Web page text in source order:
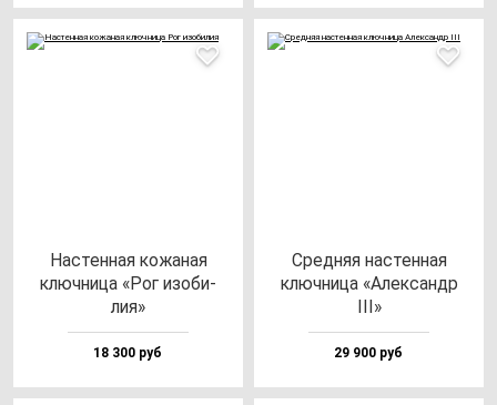
Нас­тен­ная ко­жа­ная
ключ­ни­ца «Рог изо­би­
лия»
18 300 руб
Сред­няя нас­тен­ная
ключ­ни­ца «Алек­сандр
III»
29 900 руб